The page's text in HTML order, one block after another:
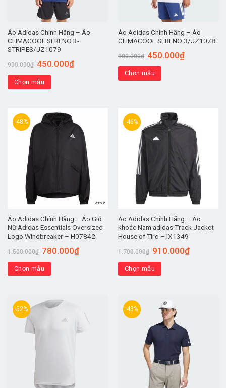
Áo Adidas Chính Hãng – Áo
CLIMACOOL SERENO 3-
STRIPES/JZ1079
900.000₫ 450.000₫
Chọn mẫu
Áo Adidas Chính Hãng – Áo
CLIMACOOL SERENO 3/JZ1078
900.000₫ 450.000₫
Chọn mẫu
-48%
Áo Adidas Chính Hãng – Áo Gió
Nữ Adidas Essentials Oversized
Logo Windbreaker – H07842
1.500.000₫ 780.000₫
Chọn mẫu
-46%
Áo Adidas Chính Hãng – Áo
khoác Nam adidas Track Jacket
House of Tiro – IX1349
1.700.000₫ 910.000₫
Chọn mẫu
-52% -43%